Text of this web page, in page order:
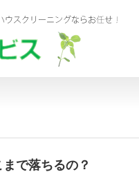
で落ちるの？